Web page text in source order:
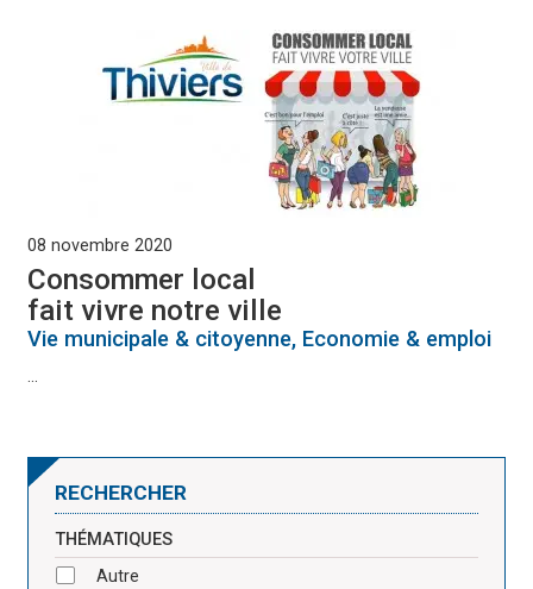
08 novembre 2020
Consommer local
fait vivre notre ville
Vie municipale & citoyenne, Economie & emploi
...
RECHERCHER
THÉMATIQUES
Autre